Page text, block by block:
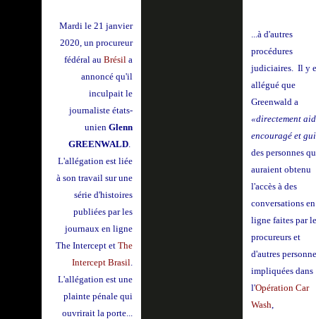
Mardi le 21 janvier
2020, un procureur
fédéral au Brésila
annoncé qu'il
inculpait le
journaliste états-
unien Glenn
GREENWALD.
L'allégation est liée
à son travail sur une
série d'histoires
publiées par les
journaux en ligne
The Intercept et The
Intercept Brasil.
L'allégation est une
plainte pénale qui
ouvrirait la porte...
...à d'autres
procédures
judiciaires. Il y
allégué que
Greenwald a
«directement
encouragé et
des personnes
auraient obtenu
l'accès à des
conversations en
ligne faites par
procureurs et
d'autres
impliquées dans
l'Opération Car
Wash,